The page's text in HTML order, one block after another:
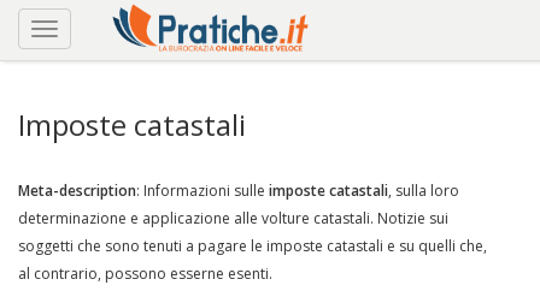
Imposte catastali
Meta-description: Informazioni sulle imposte catastali, sulla loro
determinazione e applicazione alle volture catastali. Notizie sui
soggetti che sono tenuti a pagare le imposte catastali e su quelli che,
al contrario, possono esserne esenti.